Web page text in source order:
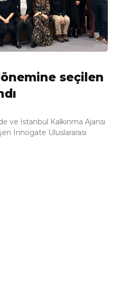
seçilen
ve İstanbul Kalkınma Ajansı
Innogate Uluslararası